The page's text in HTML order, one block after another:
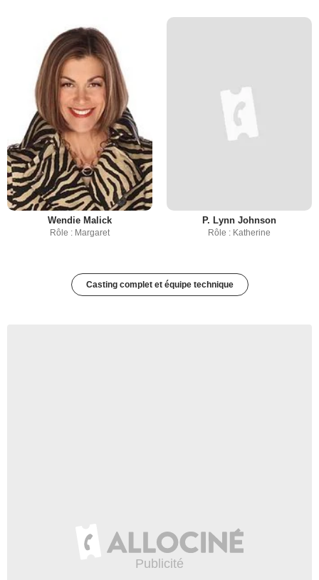
Wendie Malick
Rôle : Margaret
P. Lynn Johnson
Rôle : Katherine
Casting complet et équipe technique